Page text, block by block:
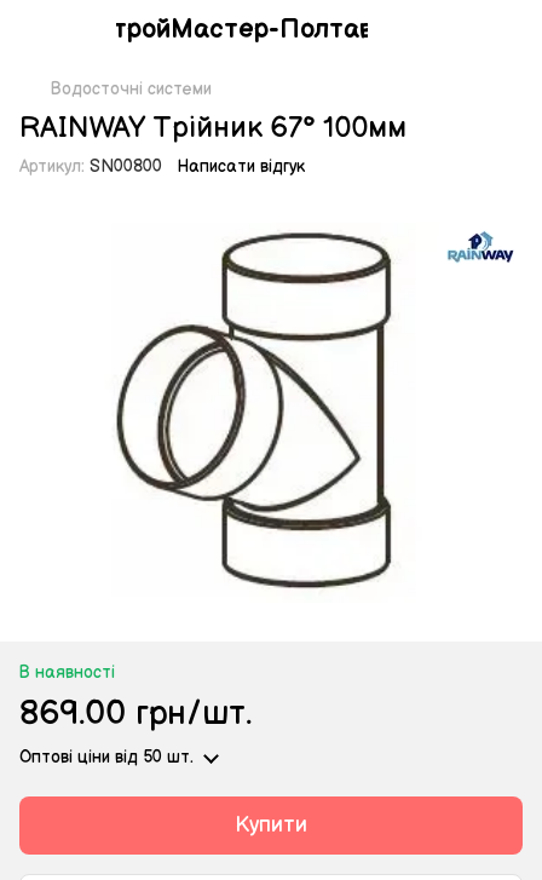
СтройМастер-Полтава
Водосточні системи
RAINWAY Трійник 67° 100мм
Артикул: SN00800 Написати відгук
В наявності
869.00 грн/шт.
Оптові ціни від 50 шт.
Купити